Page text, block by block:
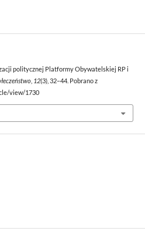
politycznej Platformy Obywatelskiej RP i
, 12(3), 32–44. Pobrano z
view/1730